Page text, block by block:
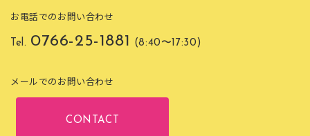
お電話でのお問い合わせ
Tel. 0766-25-1881 (8:40〜17:30)
メールでのお問い合わせ
CONTACT